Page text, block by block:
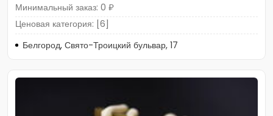
Минимальный заказ: 0 ₽
Ценовая категория: [6]
Белгород, Свято-Троицкий бульвар, 17